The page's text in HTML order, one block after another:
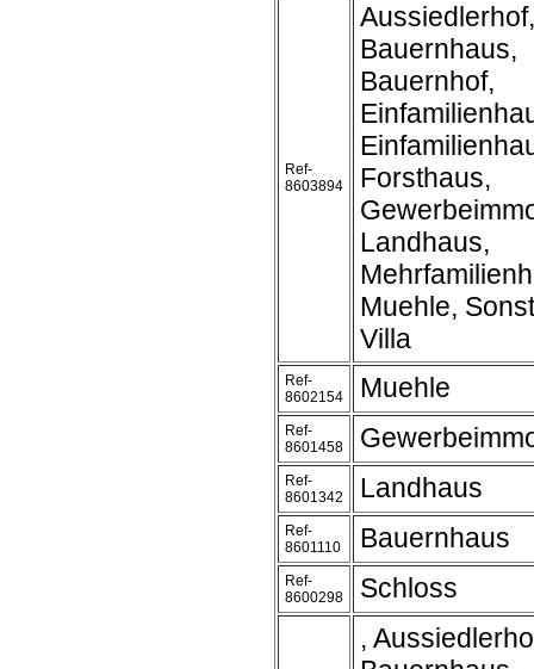
Ref-
8603894
Aussiedlerhof,
Bauernhaus,
Bauernhof,
Forsthaus,
Landhaus,
Muehle,
Villa
Ref-
8602154
Muehle
Ref-
8601458
Ref-
8601342
Landhaus
Ref-
8601110
Bauernhaus
Ref-
8600298
Schloss
,